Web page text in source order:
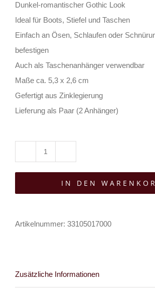
Dunkel-romantischer Gothic Look
Ideal für Boots, Stiefel und Taschen
Einfach an Ösen, Schlaufen oder
befestigen
Auch als Taschenanhänger verwendbar
Maße ca. 5,3 x 2,6 cm
Gefertigt aus Zinklegierung
Lieferung als Paar (2 Anhänger)
Moonshine
Schuhanhänger
IN DEN
Artikelnummer: 33105017000
Zusätzliche Informationen